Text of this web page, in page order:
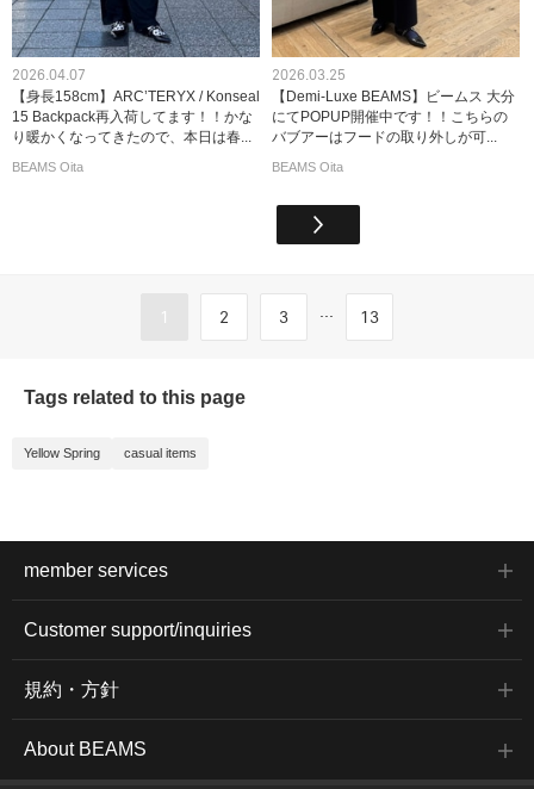
2026.04.07
【身長158cm】ARC’TERYX / Konseal
15 Backpack再入荷してます！！かな
り暖かくなってきたので、本日は春...
BEAMS Oita
2026.03.25
【Demi-Luxe BEAMS】ビームス 大分
にてPOPUP開催中です！！こちらの
バブアーはフードの取り外しが可...
BEAMS Oita
1 2 3 ... 13
Tags related to this page
Yellow Spring casual items
member services
Customer support/inquiries
規約・方針
About BEAMS